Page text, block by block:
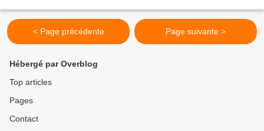
< Page précédente Page suivante >
Hébergé par Overblog
Top articles
Pages
Contact